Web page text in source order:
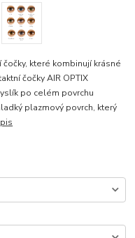
které kombinují krásné
čočky AIR OPTIX
po celém povrchu
plazmový povrch, který